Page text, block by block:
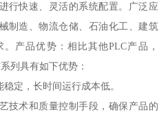
行快速、灵活的系统配置。广泛应
制造、物流仓储、石油化工、建筑
产品优势：相比其他PLC产品，
列具有如下优势：
定，长时间运行成本低。
技术和质量控制手段，确保产品的